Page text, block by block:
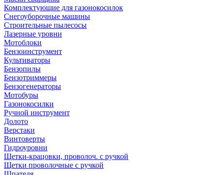
Комплектующие для газонокосилок
Снегоуборочные машины
Строительные пылесосы
Лазерные уровни
Мотоблоки
Бензоинструмент
Культиваторы
Бензопилы
Бензотриммеры
Бензогенераторы
Мотобуры
Газонокосилки
Ручной инструмент
Долото
Верстаки
Винтоверты
Гидроуровни
Щетки-крацовки, проволоч. с ручкой
Щетки проволочные с ручкой